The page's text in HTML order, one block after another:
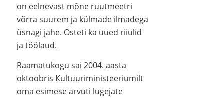
on eelnevast mõne ruutmeetri
võrra suurem ja külmade ilmadega
üsnagi jahe. Osteti ka uued riiulid
ja töölaud.
Raamatukogu sai 2004. aasta
oktoobris Kultuuriministeeriumilt
oma esimese arvuti lugejate